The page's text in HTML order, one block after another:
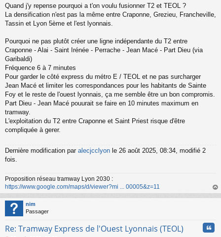
e
n
o
u
Quand j'y repense pourquoi a t'on voulu fusionner T2 et TEOL ?
La densification n'est pas la même entre Craponne, Grezieu, Francheville,
Tassin et Lyon 5ème et l'est lyonnais.
Pourquoi ne pas plutôt créer une ligne indépendante du T2 entre
Craponne - Alai - Saint Irénée - Perrache - Jean Macé - Part Dieu (via
Garibaldi)
Fréquence 6 à 7 minutes
Pour garder le côté express du métro E / TEOL et ne pas surcharger
Jean Macé et limiter les correspondances pour les habitants de Sainte
Foy et le reste de l'ouest lyonnais, ça me semble être un bon compromis.
Part Dieu - Jean Macé pouurait se faire en 10 minutes maximum en
tramway.
L'exploitation du T2 entre Craponne et Saint Priest risque d'être
compliquée à gerer.
Dernière modification par alecjcclyon le 26 août 2025, 08:34, modifié 2
fois.
Proposition réseau tramway Lyon 2030 :
https://www.google.com/maps/d/viewer?mi ... 00005&z=11
au
nim
Passager
Re: Tramway Express de l'Ouest Lyonnais (TEOL)